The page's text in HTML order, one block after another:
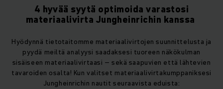
4 hyvää syytä optimoida varastosi
materiaalivirta Jungheinrichin kanssa
Hyödynnä tietotaitomme materiaalivirtojen suunnittelusta ja
pyydä meiltä analyysi saadaksesi tuoreen näkökulman
sisäiseen materiaalivirtaasi – sekä saapuvien että lähtevien
tavaroiden osalta! Kun valitset materiaalivirtakumppaniksesi
Jungheinrichin nautit seuraavista eduista: